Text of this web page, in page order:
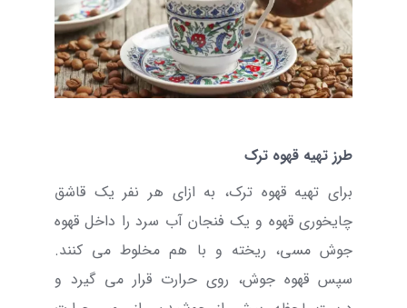
طرز تهیه قهوه ترک
برای تهیه قهوه ترک، به ازای هر نفر یک قاشق
چایخوری قهوه و یک فنجان آب سرد را داخل قهوه
جوش مسی، ریخته و با هم مخلوط می کنند.
سپس قهوه جوش، روی حرارت قرار می گیرد و